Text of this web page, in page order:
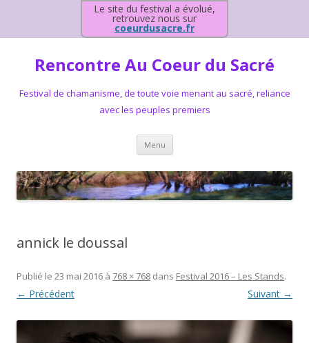
Le site du festival a évolué,
retrouvez nous sur
coeurdusacre.fr
Rencontre Au Coeur du Sacré
Festival de chamanisme, de toute voie menant au sacré, reliance
avec les peuples premiers
Menu Aller au contenu principal
annick le doussal
Publié le 23 mai 2016 à 768 × 768 dans Festival 2016 – Les Stands.
← Précédent Suivant →